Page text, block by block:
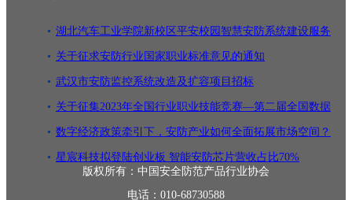
湖北汽车工业学院新校区平安校园智慧安防系统建设服务
招标
关于征求安防行业国家职业标准意见的通知
武汉市安防监控系统改造及扩容项目招标
关于征集2023年全国行业职业技能竞赛—第二届全国数据
安全职业技
数字经济政策牵引下，安防产业如何全面拓展市场空间？
星宸科技拟登陆创业板 智能安防芯片营收占比70%
版权所有：中国安全防范产品行业协会
电话：010-68730588